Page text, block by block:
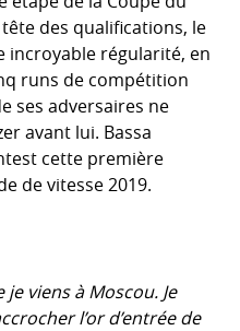
des qualifications, le
incroyable régularité, en
runs de compétition
ses adversaires ne
avant lui. Bassa
cette première
de vitesse 2019.
je viens à Moscou. Je
l’or d’entrée de